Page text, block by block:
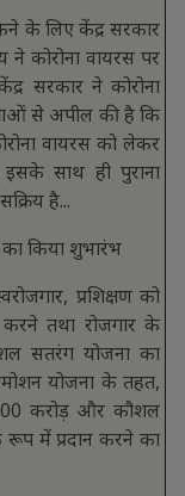
के लिए केंद्र सरकार
ने कोरोना वायरस पर
सरकार ने कोरोना
से अपील की है कि
वायरस को लेकर
साथ ही पुराना
है...
किया शुभारंभ
प्रशिक्षण को
तथा रोजगार के
सतरंग योजना का
योजना के तहत,
करोड़ और कौशल
रूप में प्रदान करने का